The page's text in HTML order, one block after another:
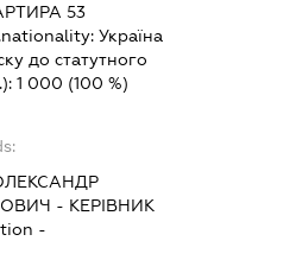
53
Україна
до статутного
1 000 (100 %)
- КЕРІВНИК
-